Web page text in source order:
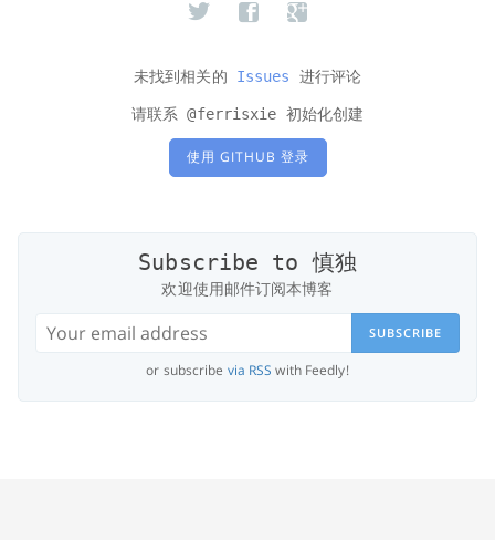
未找到相关的 Issues 进行评论
请联系 @ferrisxie 初始化创建
使用 GITHUB 登录
Subscribe to 慎独
欢迎使用邮件订阅本博客
SUBSCRIBE
or subscribe via RSS with Feedly!